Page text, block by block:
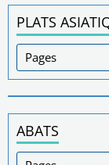
PLATS
ABATS